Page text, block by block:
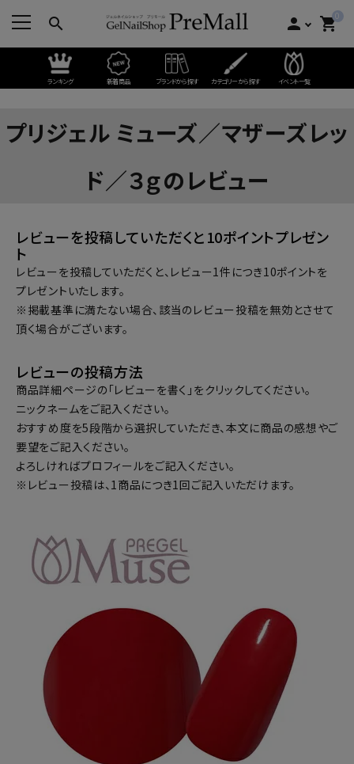
search person 0
shopping_cart
ランキング 新着商品 ブランドから探す カテゴリーから探す イベント一覧
プリジェル ミューズ／マザーズレッ
ド／３ｇのレビュー
レビューを投稿していただくと10ポイントプレゼン
ト
レビューを投稿していただくと、レビュー1件につき10ポイントを
プレゼントいたします。
※掲載基準に満たない場合、該当のレビュー投稿を無効とさせて
頂く場合がございます。
レビューの投稿方法
商品詳細ページの「レビューを書く」をクリックしてください。
ニックネームをご記入ください。
おすすめ度を5段階から選択していただき、本文に商品の感想やご
要望をご記入ください。
よろしければプロフィールをご記入ください。
※レビュー投稿は、1商品につき1回ご記入いただけます。